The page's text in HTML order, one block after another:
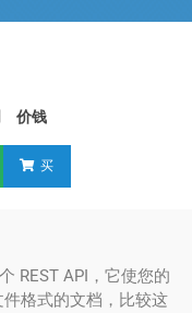
价钱
买
REST API，它使您的
格式的文档，比较这